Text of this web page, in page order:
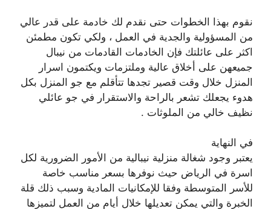
نقوم بهذا الخطوات حتى نقدم لك خادمة على قدر عالي
من المسؤولية والجدية في العمل ، ولكي تكون مطمئن
اكثر على عائلتك فإن الخادمات القادمات من نيبال
جميعهن على أخلاق عالية وملتزمات ويكتمون اسرار
المنزل خلال وقت قصير تجدها تتأقلم مع جو المنزل بكل
هدوء يجعلك تشعر بالراحة والاستقرار في جو عائلي
نظيف خالي من الملوثات .
في النهاية
يعتبر وجود شغالة منزلية نيبالية من الأمور الضرورية لكل
اسرة في الرياض حيث نوفرها بسعر مناسب خاصة
للأسر المتوسطة وفقا للإمكانيات المادية وسبب ذلك قلة
الخبرة والتي يمكن تعديلها خلال أيام من العمل لتميزها